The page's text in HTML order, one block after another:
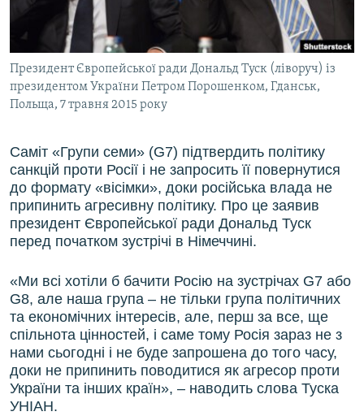
ВІДЕОУРОКИ «ELIFBE»
СВІДЧЕННЯ ОКУПАЦІЇ
УКРАЇНСЬКА ПРОБЛЕМА КРИМУ
ІНФОГРАФІКА
Русский
Qırımtatar
ДОЛУЧАЙСЯ!
Усі сайти RFE/RL
Президент Європейської ради Дональд Туск (ліворуч) із
президентом України Петром Порошенком, Гданськ,
Польща, 7 травня 2015 року
Саміт «Групи семи» (G7) підтвердить політику
санкцій проти Росії і не запросить її повернутися
до формату «вісімки», доки російська влада не
припинить агресивну політику. Про це заявив
президент Європейської ради Дональд Туск
перед початком зустрічі в Німеччині.
«Ми всі хотіли б бачити Росію на зустрічах G7 або
G8, але наша група – не тільки група політичних
та економічних інтересів, але, перш за все, ще
спільнота цінностей, і саме тому Росія зараз не з
нами сьогодні і не буде запрошена до того часу,
доки не припинить поводитися як агресор проти
України та інших країн», – наводить слова Туска
УНІАН.